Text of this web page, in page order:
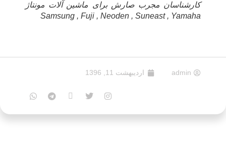
کارشناسان مجرب صارش برای ماشین آلات مونتاژ
Samsung , Fuji , Neoden , Suneast , Yamaha
admin اردیبهشت 11, 1396